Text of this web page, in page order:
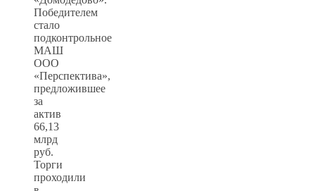
Победителем
стало
подконтрольное
МАШ
ООО
«Перспектива»,
предложившее
за
актив
66,13
млрд
руб.
Торги
проходили